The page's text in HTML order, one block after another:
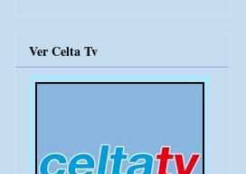
Ver Celta Tv